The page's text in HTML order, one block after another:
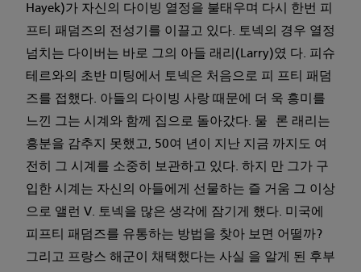
Hayek)가 자신의 다이빙 열정을 불태우며 다시 한번 피
프티 패덤즈의 전성기를 이끌고 있다. 토넥의 경우 열정
넘치는 다이버는 바로 그의 아들 래리(Larry)였 다. 피슈
테르와의 초반 미팅에서 토넥은 처음으로 피 프티 패덤
즈를 접했다. 아들의 다이빙 사랑 때문에 더 욱 흥미를
느낀 그는 시계와 함께 집으로 돌아갔다. 물 론 래리는
흥분을 감추지 못했고, 50여 년이 지난 지금 까지도 여
전히 그 시계를 소중히 보관하고 있다. 하지 만 그가 구
입한 시계는 자신의 아들에게 선물하는 즐 거움 그 이상
으로 앨런 V. 토넥을 많은 생각에 잠기게 했다. 미국에
피프티 패덤즈를 유통하는 방법을 찾아 보면 어떨까?
그리고 프랑스 해군이 채택했다는 사실 을 알게 된 후부